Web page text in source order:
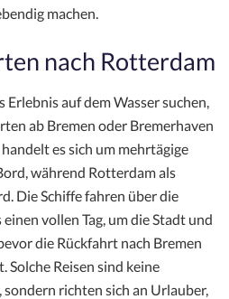
machen.
nach Rotterdam
Erlebnis auf dem Wasser suchen,
ab Bremen oder Bremerhaven
es sich um mehrtägige
während Rotterdam als
Die Schiffe fahren über die
vollen Tag, um die Stadt und
die Rückfahrt nach Bremen
Solche Reisen sind keine
sondern richten sich an Urlauber,